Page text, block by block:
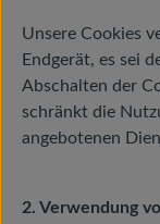
Unsere Cookies
Endgerät, es sei
Abschalten der
schränkt die
angebotenen
2. Verwendung